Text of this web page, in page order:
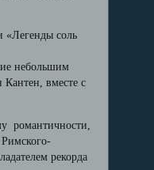
«Легенды соль
небольшим
вместе с
романтичности,
рекорда